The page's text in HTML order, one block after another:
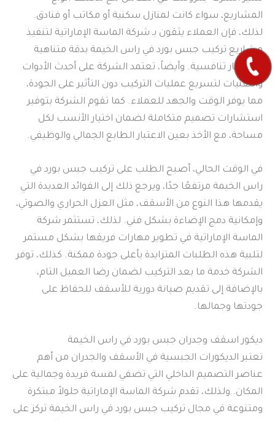
المشاريع، سواء كانت لمنازل سكنية أو مكاتب أو فنادق.
لذلك، فإن العملاء يثقون بـ شركة الماسة الإماراتية لتنفيذ
مشاريع تركيب جبس بورد في راس الخيمة بدقة متناهية
وبأسعار تنافسية. وأيضاً، تعتمد الشركة على أحدث الأدوات
والتقنيات لتسريع عمليات التركيب دون التأثير على الجودة،
مما يوفر الوقت والجهد للعملاء. كما تقوم الشركة بتوفير
استشارات تصميم متكاملة لضمان اختيار الأنسب لكل
مساحة، مع الأخذ بعين الاعتبار الطابع الجمالي والوظيفي.
في الوقت الحالي، أصبح الطلب على تركيب جبس بورد في
راس الخيمة مرتفعًا جدًا، ويرجع ذلك إلى الفوائد العديدة التي
يقدمها هذا النوع من الأسقف، مثل العزل الحراري والصوتي،
وإمكانية دمج الإضاءة بشكل فني. لذلك، تستثمر شركة
الماسة الإماراتية في تطوير مهارات فريقها بشكل مستمر
لتلبية هذه الطلبات المتزايدة بأعلى جودة ممكنة. كذلك، توفر
الشركة خدمة ما بعد التركيب لضمان رضا العميل التام،
بالإضافة إلى تقديم صيانة دورية للأسقف للحفاظ على
جودتها وجمالها.
ديكور اسقف وجدران جبس بورد في راس الخيمة
تعتبر الديكورات الجبسية في الأسقف والجدران من أهم
عناصر التصميم الداخلي التي تضفي لمسة فريدة وجمالية على
المكان. ولذلك، تقدم شركة الماسة الإماراتية حلولاً مبتكرة
ومتنوعة في مجال تركيب جبس بورد في راس الخيمة تركز على